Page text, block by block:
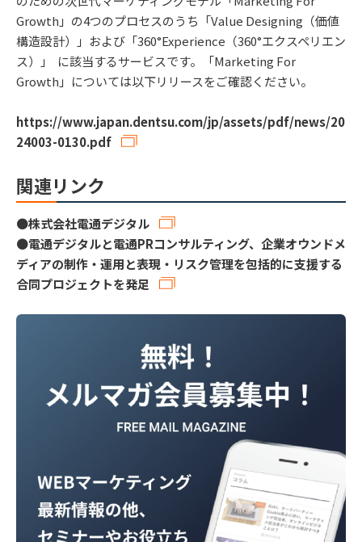
Growth」の4つのプロセスのうち「Value Designing（価値
構造設計）」および「360°Experience（360°エクスペリエン
ス）」 に該当するサービスです。「Marketing For
Growth」については以下リリースをご確認ください。
https://www.japan.dentsu.com/jp/assets/pdf/news/20
24003-0130.pdf
関連リンク
●株式会社電通デジタル
●電通デジタルと電通PRコンサルティング、企業オウンドメ
ディアの制作・運用と表現・リスク管理を包括的に支援する
合同プロジェクトを発足